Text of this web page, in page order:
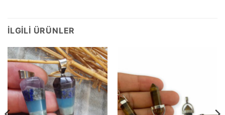
İLGILI ÜRÜNLER